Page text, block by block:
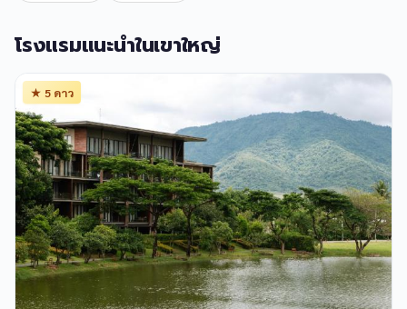
โรงแรมแนะนำในเขาใหญ่
★ 5 ดาว